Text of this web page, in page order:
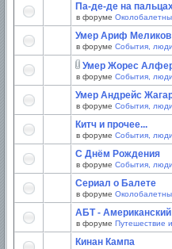
Па-де-де на
в форуме
Умер Ариф Меликов
в форуме События,
Умер Жорес
в форуме События,
Умер Андрейс
в форуме События,
Китч и прочее...
в форуме События,
С Днём Рождения
в форуме События,
Сериал о Балете
в форуме
АБТ -
в форуме Путешествие
Кинан Кампа